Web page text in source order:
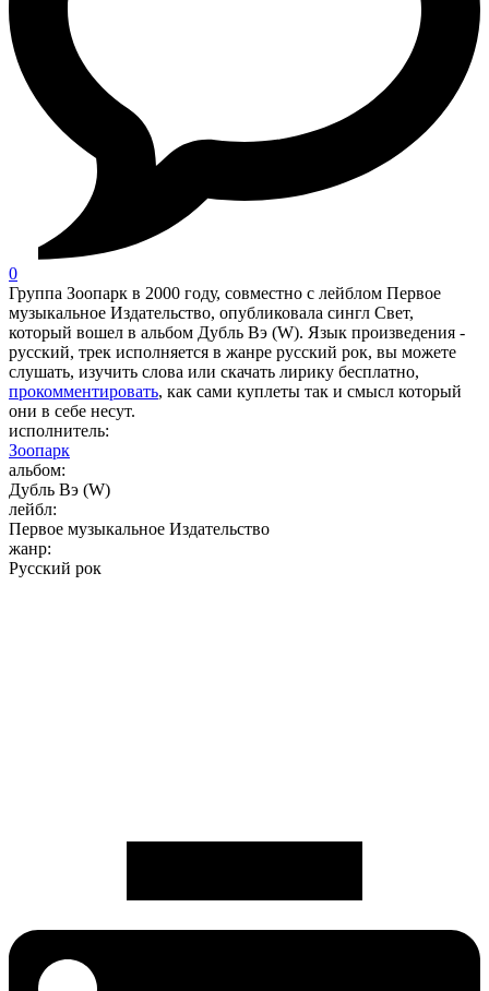
0
Группа Зоопарк в 2000 году, совместно с лейблом Первое
музыкальное Издательство, опубликовала сингл Свет,
который вошел в альбом Дубль Вэ (W). Язык произведения -
русский, трек исполняется в жанре русский рок, вы можете
слушать, изучить слова или скачать лирику бесплатно,
прокомментировать, как сами куплеты так и смысл который
они в себе несут.
исполнитель:
Зоопарк
альбом:
Дубль Вэ (W)
лейбл:
Первое музыкальное Издательство
жанр:
Русский рок